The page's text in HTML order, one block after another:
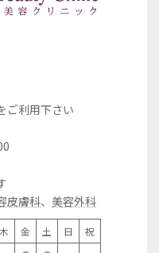
ご利用下さい
皮膚科、 美容外科
木 金 土 日
祝